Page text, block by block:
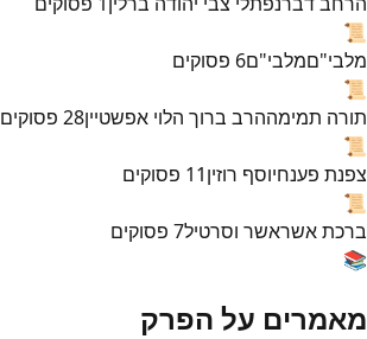
📜
מלבי"םמלבי"ם6 פסוקים
📜
תורה תמימההרב ברוך הלוי אפשטיין28 פסוקים
📜
צפנת פענחיוסף רוזין11 פסוקים
📜
ברכת אשראשר וסרטיל7 פסוקים
📚
מאמרים על הפרק